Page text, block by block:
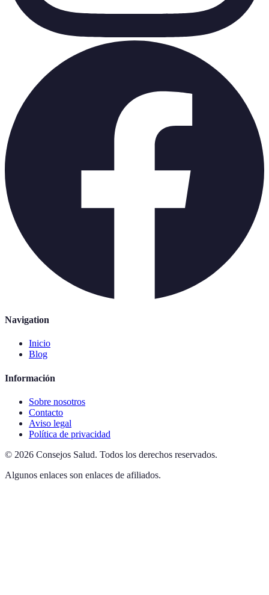
Navigation
Inicio
Blog
Información
Sobre nosotros
Contacto
Aviso legal
Política de privacidad
© 2026 Consejos Salud. Todos los derechos reservados.
Algunos enlaces son enlaces de afiliados.